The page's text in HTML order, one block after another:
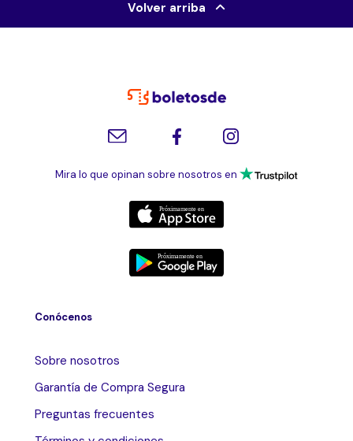
Volver arriba
Mira lo que opinan sobre nosotros en
Conócenos
Sobre nosotros
Garantía de Compra Segura
Preguntas frecuentes